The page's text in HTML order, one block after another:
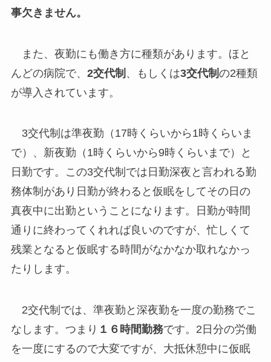
事欠きません。
また、夜勤にも働き方に種類があります。ほと
んどの病院で、 2交代制 、もしくは3交代制 の2種類
が導入されています。
3交代制は準夜勤（17時くらいから1時くらいま
で）、新夜勤（1時くらいから9時くらいまで）と
日勤です。この3交代制では日勤深夜と言われる勤
務体制があり日勤が終わると仮眠をしてその日の
真夜中に出勤ということになります。日勤が時間
通りに終わってくれれば良いのですが、忙しくて
残業となると仮眠する時間がなかなか取れなかっ
たりします。
2交代制では、準夜勤と深夜勤を一度の勤務でこ
なします。つまり １６時間勤務です。2日分の労働
を一度にするので大変ですが、大抵休憩中に仮眠